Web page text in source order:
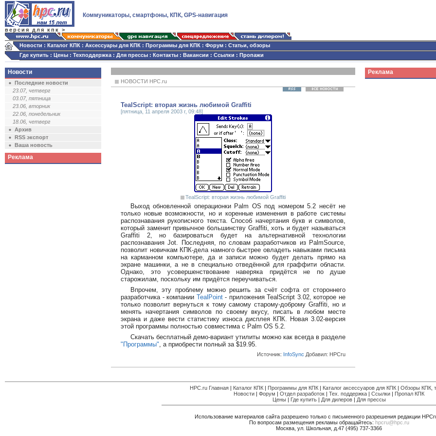
версия для кпк >
Коммуникаторы, смартфоны, КПК, GPS-навигация
Новости : Каталог КПК : Аксессуары для КПК : Программы для КПК : Форум : Статьи, обзоры
Где купить : Цены : Техподдержка : Для прессы : Контакты : Вакансии : Ссылки : Пропажи
Новости
Последние новости
23.07, четверг
03.07, пятница
23.06, вторник
22.06, понедельник
18.06, четверг
Архив
RSS экспорт
Ваша новость
Реклама
НОВОСТИ HPC.ru
TealScript: вторая жизнь любимой Graffiti
[пятница, 11 апреля 2003 г, 09:48]
TealScript: вторая жизнь любимой Graffiti
Выход обновленной операционки Palm OS под номером 5.2 несёт не
только новые возможности, но и коренные изменения в работе системы
распознавания рукописного текста. Способ начертания букв и символов,
который заменит привычное большинству Graffiti, хоть и будет называться
Graffiti 2, но базироваться будет на альтернативной технологии
распознавания Jot. Последняя, по словам разработчиков из PalmSource,
позволит новичкам КПК-дела намного быстрее овладеть навыками письма
на карманном компьютере, да и записи можно будет делать прямо на
экране машинки, а не в специально отведённой для граффити области.
Однако, это усовершенствование наверяка придётся не по душе
старожилам, поскольку им придётся переучиваться.
Впрочем, эту проблему можно решить за счёт софта от стороннего
разработчика - компании TealPoint- приложения TealScript 3.02, которое не
только позволит вернуться к тому самому старому-доброму Graffiti, но и
менять начертания символов по своему вкусу, писать в любом месте
экрана и даже вести статистику износа дисплея КПК. Новая 3.02-версия
этой программы полностью совместима с Palm OS 5.2.
Скачать бесплатный демо-вариант утилиты можно как всегда в разделе
"Программы", а приобрести полный за $19.95.
Источник: InfoSync Добавил: HPCru
Реклама
HPC.ru Главная Каталог КПК Программы для КПК Каталог аксессуаров для КПК
Обзоры КПК,
Новости
Форум Отдел разработок Тех. поддержка Ссылки
Пропал КПК
Цены| Где купить| Для дилеров| Для прессы
Использование материалов сайта разрешено только с письменного разрешения редакции
По вопросам размещения рекламы обращайтесь: hpcru@hpc.ru
Москва, ул. Школьная, д.47 (495) 737-3366